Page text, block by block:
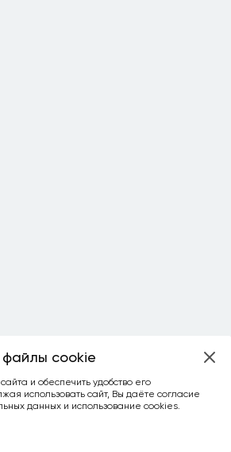
cookie
и обеспечить удобство его
использовать сайт, Вы даёте согласие
данных и использование cookies.
сравнить топ-3
спросить ИИ